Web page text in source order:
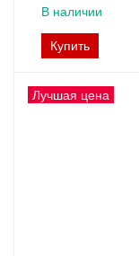
В наличии
Купить
Лучшая цена